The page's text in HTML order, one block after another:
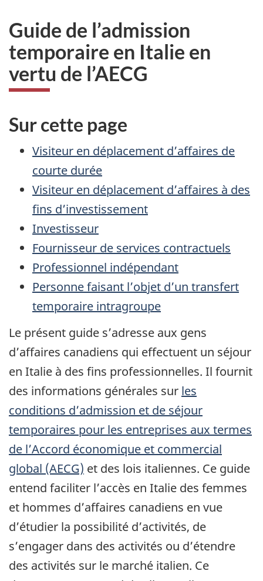
Guide de l’admission
temporaire en Italie en
vertu de l’AECG
Sur cette page
Visiteur en déplacement d’affaires de
courte durée
Visiteur en déplacement d’affaires à des
fins d’investissement
Investisseur
Fournisseur de services contractuels
Professionnel indépendant
Personne faisant l’objet d’un transfert
temporaire intragroupe
Le présent guide s’adresse aux gens
d’affaires canadiens qui effectuent un séjour
en Italie à des fins professionnelles. Il fournit
des informations générales sur les
conditions d’admission et de séjour
temporaires pour les entreprises aux termes
de l’Accord économique et commercial
global (AECG) et des lois italiennes. Ce guide
entend faciliter l’accès en Italie des femmes
et hommes d’affaires canadiens en vue
d’étudier la possibilité d’activités, de
s’engager dans des activités ou d’étendre
des activités sur le marché italien. Ce